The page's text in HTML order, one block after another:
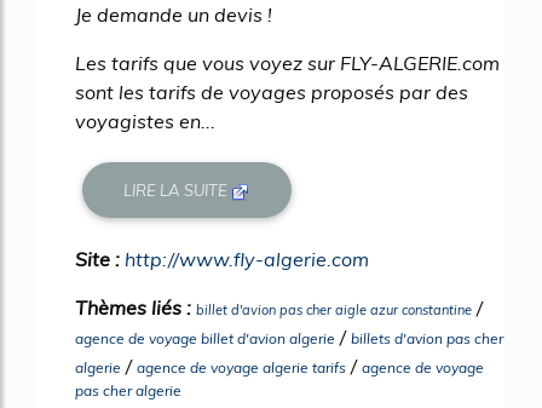
Je demande un devis !
Les tarifs que vous voyez sur FLY-ALGERIE.com
sont les tarifs de voyages proposés par des
voyagistes en...
LIRE LA SUITE
Site : http://www.fly-algerie.com
Thèmes liés : billet d'avion pas cher aigle azur constantine /
agence de voyage billet d'avion algerie / billets d'avion pas cher
algerie / agence de voyage algerie tarifs / agence de voyage
pas cher algerie